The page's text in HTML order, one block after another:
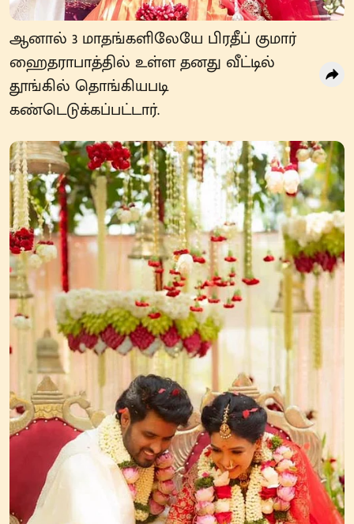
ஆனால் 3 மாதங்களிலேயே பிரதீப் குமார்
ஹைதராபாத்தில் உள்ள தனது வீட்டில்
தூங்கில் தொங்கியபடி
கண்டெடுக்கப்பட்டார்.